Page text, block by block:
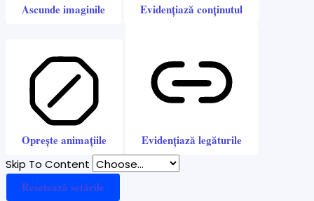
Ascunde imaginile Evidențiază conținutul
Oprește animațiile Evidențiază legăturile
Skip To Content
Resetează setările